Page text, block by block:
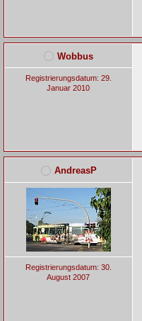
Wobbus
Registrierungsdatum: 29.
Januar 2010
AndreasP
Registrierungsdatum: 30.
August 2007